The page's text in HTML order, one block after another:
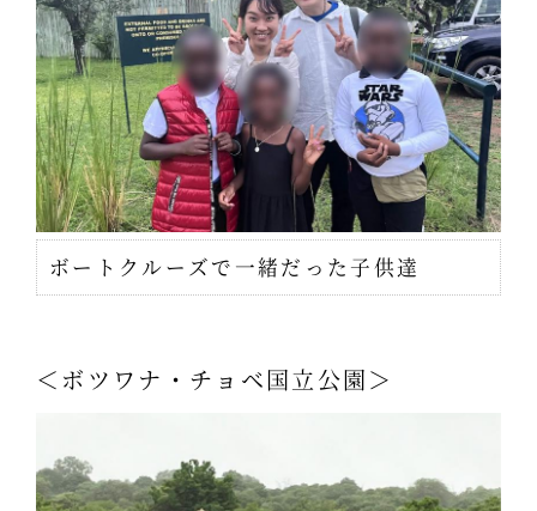
ボートクルーズで一緒だった子供達
＜ボツワナ・チョベ国立公園＞